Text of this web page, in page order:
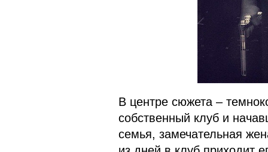
В центре сюжета –
собственный клуб и
семья, замечательная